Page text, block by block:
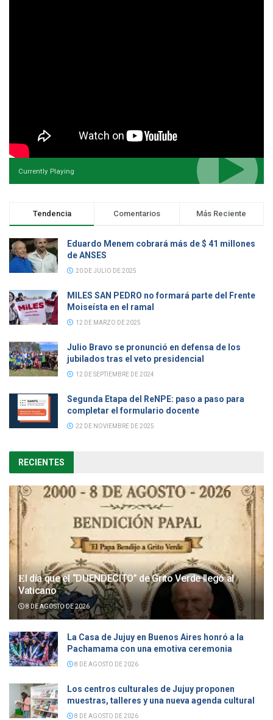
Currently Playing
Tendencia Comentarios Más Reciente
Eduardo Menem cobrará más de $ 41 millones
de ANSES
20 DE JULIO DE 2025
MILES SAN PEDRO no formará parte del Frente
Moiseísta en el ramal
12 DE MARZO DE 2025
Julio Bravo se pronunció en defensa de los
jubilados tras el veto presidencial
12 DE SEPTIEMBRE DE 2024
Segunda Etapa del ReNPE: paso a paso para
completar el formulario docente
22 DE NOVIEMBRE DE 2025
RECIENTES
𝐄l día que el “DUENDECITO” de Grito Verde llegó al
Vaticano
8 DE AGOSTO DE 2026
La Casa de Jujuy en Buenos Aires honró a la
Pachamama con una emotiva ceremonia
8 DE AGOSTO DE 2026
Los centros culturales de Jujuy proponen
muestras, talleres y una nueva agenda cultural
8 DE AGOSTO DE 2026